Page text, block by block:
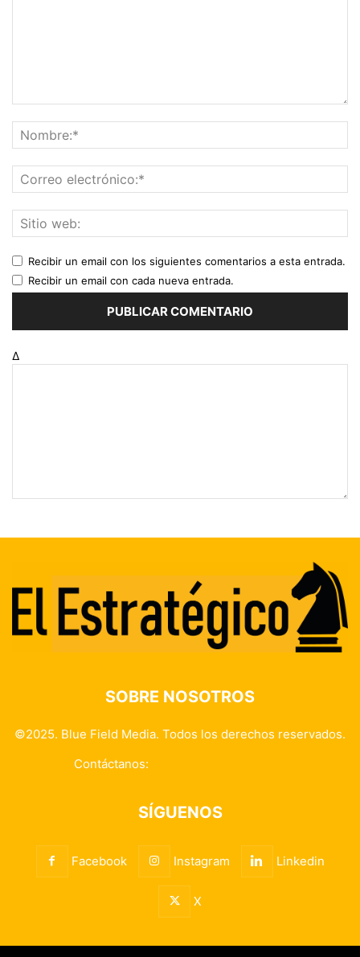
Recibir un email con los siguientes comentarios a esta entrada.
Recibir un email con cada nueva entrada.
Δ
SOBRE NOSOTROS
©2025. Blue Field Media. Todos los derechos reservados.
Contáctanos:
SÍGUENOS
Facebook Instagram Linkedin
X